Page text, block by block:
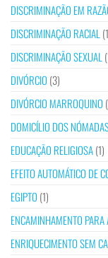
DISCRIMINAÇÃO EM
DISCRIMINAÇÃO RACIAL
DISCRIMINAÇÃO SEXUAL
DIVÓRCIO (3)
DIVÓRCIO MARROQUINO
DOMICÍLIO DOS
EDUCAÇÃO RELIGIOSA(1)
EFEITO AUTOMÁTICO DE
EGIPTO (1)
ENCAMINHAMENTO PARA
ENRIQUECIMENTO SEM